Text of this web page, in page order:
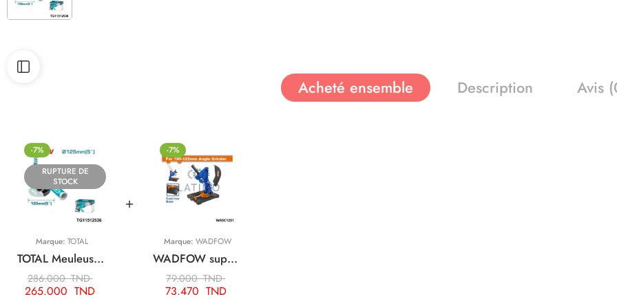
Acheté ensemble Description Avis
-7%
RUPTURE DE
STOCK
Marque: TOTAL
TOTAL Meuleuse 1500w 125mm TG11512536
286.000TND
265.000 TND
-7%
Marque: WADFOW
WADFOW support meuleuse 125mm WASC1251
79.000TND
73.470 TND